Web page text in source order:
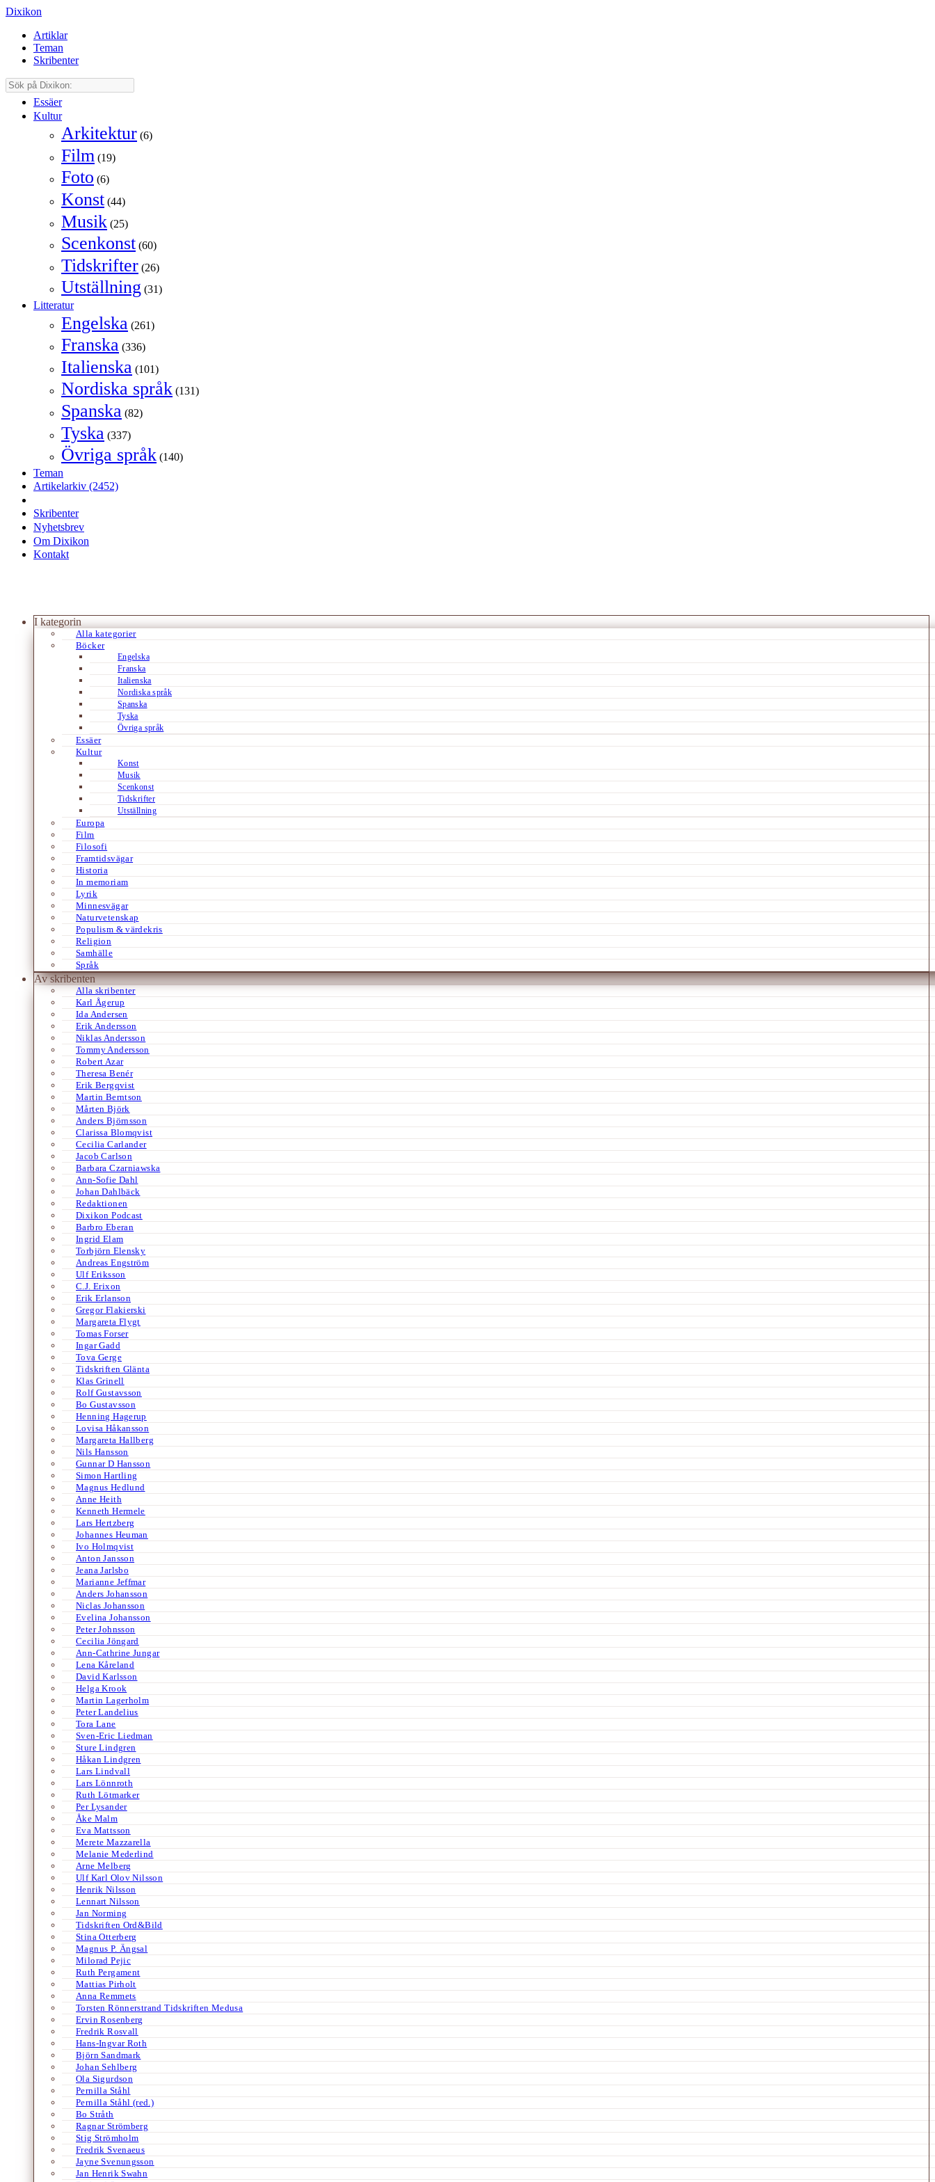
Dixikon
Artiklar
Teman
Skribenter
Essäer
Kultur
Arkitektur (6)
Film (19)
Foto (6)
Konst (44)
Musik (25)
Scenkonst (60)
Tidskrifter (26)
Utställning (31)
Litteratur
Engelska (261)
Franska (336)
Italienska (101)
Nordiska språk (131)
Spanska (82)
Tyska (337)
Övriga språk (140)
Teman
Artikelarkiv (2452)
Skribenter
Nyhetsbrev
Om Dixikon
Kontakt
I kategorin
Alla kategorier
Böcker
Engelska
Franska
Italienska
Nordiska språk
Spanska
Tyska
Övriga språk
Essäer
Kultur
Konst
Musik
Scenkonst
Tidskrifter
Utställning
Europa
Film
Filosofi
Framtidsvägar
Historia
In memoriam
Lyrik
Minnesvägar
Naturvetenskap
Populism & värdekris
Religion
Samhälle
Språk
Av skribenten
Alla skribenter
Karl Ågerup
Ida Andersen
Erik Andersson
Niklas Andersson
Tommy Andersson
Robert Azar
Theresa Benér
Erik Bergqvist
Martin Berntson
Mårten Björk
Anders Björnsson
Clarissa Blomqvist
Cecilia Carlander
Jacob Carlson
Barbara Czarniawska
Ann-Sofie Dahl
Johan Dahlbäck
Redaktionen
Dixikon Podcast
Barbro Eberan
Ingrid Elam
Torbjörn Elensky
Andreas Engström
Ulf Eriksson
C.J. Erixon
Erik Erlanson
Gregor Flakierski
Margareta Flygt
Tomas Forser
Ingar Gadd
Tova Gerge
Tidskriften Glänta
Klas Grinell
Rolf Gustavsson
Bo Gustavsson
Henning Hagerup
Lovisa Håkansson
Margareta Hallberg
Nils Hansson
Gunnar D Hansson
Simon Hartling
Magnus Hedlund
Anne Heith
Kenneth Hermele
Lars Hertzberg
Johannes Heuman
Ivo Holmqvist
Anton Jansson
Jeana Jarlsbo
Marianne Jeffmar
Anders Johansson
Niclas Johansson
Evelina Johansson
Peter Johnsson
Cecilia Jöngard
Ann-Cathrine Jungar
Lena Kåreland
David Karlsson
Helga Krook
Martin Lagerholm
Peter Landelius
Tora Lane
Sven-Eric Liedman
Sture Lindgren
Håkan Lindgren
Lars Lindvall
Lars Lönnroth
Ruth Lötmarker
Per Lysander
Åke Malm
Eva Mattsson
Merete Mazzarella
Melanie Mederlind
Arne Melberg
Ulf Karl Olov Nilsson
Henrik Nilsson
Lennart Nilsson
Jan Norming
Tidskriften Ord&Bild
Stina Otterberg
Magnus P. Ängsal
Milorad Pejic
Ruth Pergament
Mattias Pirholt
Anna Remmets
Torsten Rönnerstrand Tidskriften Medusa
Ervin Rosenberg
Fredrik Rosvall
Hans-Ingvar Roth
Björn Sandmark
Johan Sehlberg
Ola Sigurdson
Pernilla Ståhl
Pernilla Ståhl (red.)
Bo Stråth
Ragnar Strömberg
Stig Strömholm
Fredrik Svenaeus
Jayne Svenungsson
Jan Henrik Swahn